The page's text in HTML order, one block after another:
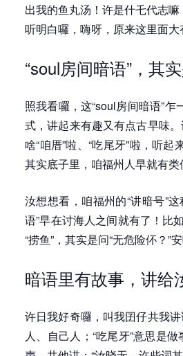
出我的鱼丸汤！许是什乇代志
听明白囉，嗨呀，原来这里面
“soul房间暗语”，其
照我看囉，这“soul房间暗语”
式，讲起来有趣又有点古早味
啥“咱厝”啦、“吃尾牙”啦，听
其实底子里，咱福州人早就有类
汝想想看，咱福州的“讲暗号”
语”早在讨海人之间就有了！比
“捞鱼”，其实是问“无危险伓？”
暗语里有故事，讲给
许日我好奇囉，叫我囝仔共我
人、自己人；“吃尾牙”意思是